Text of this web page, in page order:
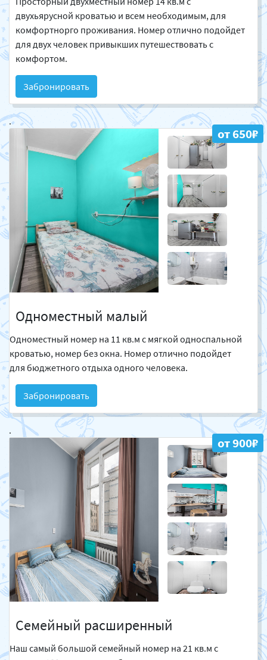
двухьярусной кроватью и всем необходимым, для
комфортнорго проживания. Номер отлично подойдет
для двух человек привыкших путешествовать с
комфортом.
Забронировать
.
от 650₽
Одноместный малый
Одноместный номер на 11 кв.м с мягкой односпальной
кроватью, номер без окна. Номер отлично подойдет
для бюджетного отдыха одного человека.
Забронировать
.
от 900₽
Семейный расширенный
Наш самый большой семейный номер на 21 кв.м с